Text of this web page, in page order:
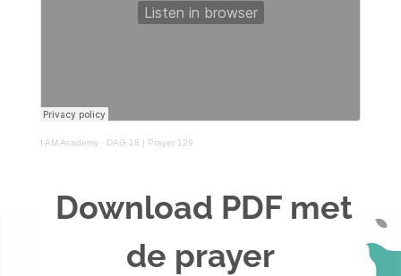
I AM Academy· DAG 18 | Prayer 129
Download PDF met
de prayer